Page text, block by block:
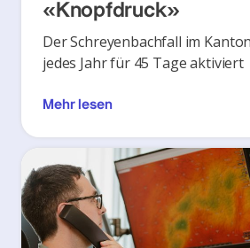
«Knopfdruck»
Der Schreyenbachfall im
jedes Jahr für 45 Tage aktiviert
Mehr lesen